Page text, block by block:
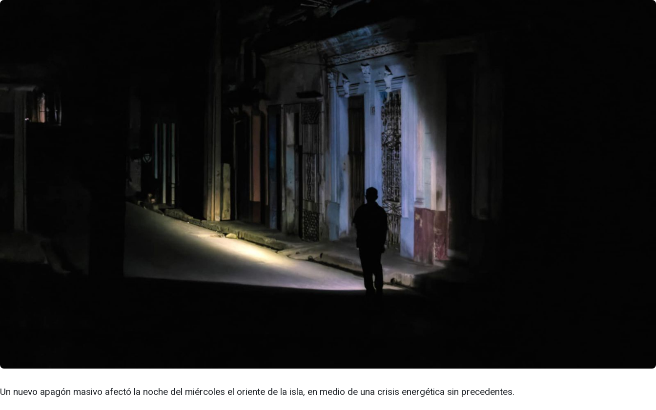
Un nuevo apagón masivo afectó la noche del miércoles el oriente de la isla, en medio de una crisis energética sin precedentes.